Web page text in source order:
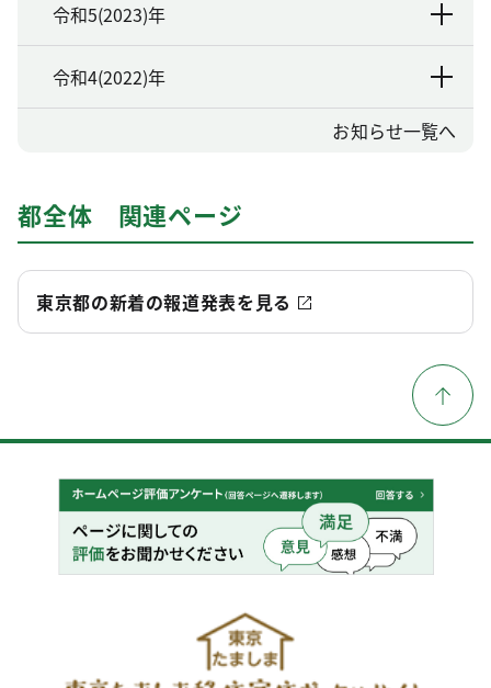
令和5(2023)年
令和4(2022)年
お知らせ一覧へ
都全体 関連ページ
東京都の新着の報道発表を見る